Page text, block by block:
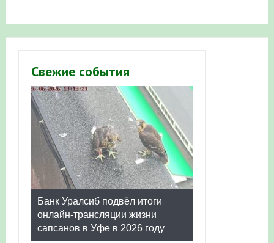
Свежие события
Банк Уралсиб подвёл итоги
онлайн-трансляции жизни
сапсанов в Уфе в 2026 году